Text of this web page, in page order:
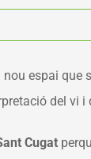
espai que
del vi
Cugat